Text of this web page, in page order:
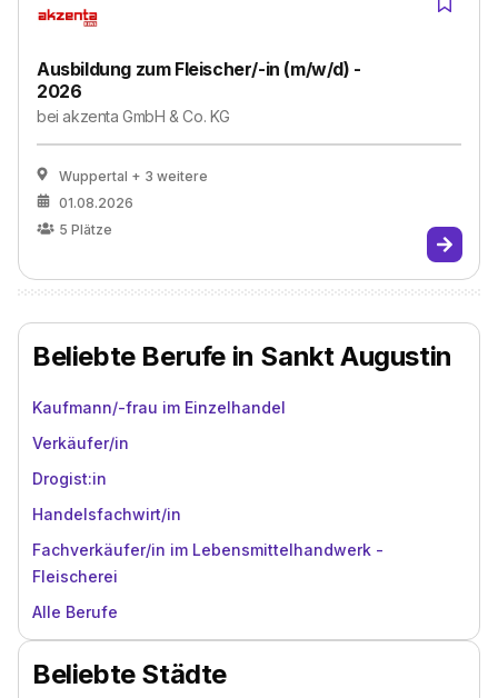
Ausbildung zum Fleischer/-in (m/w/d) -
2026
beiakzenta GmbH & Co. KG
Wuppertal + 3 weitere
01.08.2026
5 Plätze
Beliebte Berufe in Sankt Augustin
Kaufmann/-frau im Einzelhandel
Verkäufer/in
Drogist:in
Handelsfachwirt/in
Fachverkäufer/in im Lebensmittelhandwerk -
Fleischerei
Alle Berufe
Beliebte Städte